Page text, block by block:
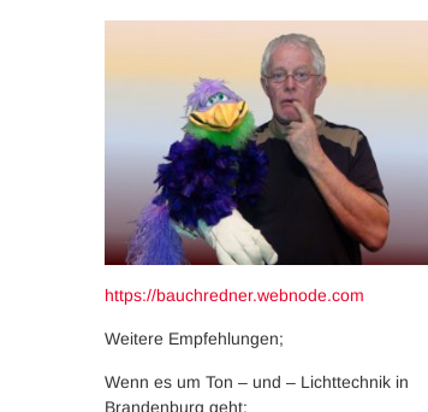
https://bauchredner.webnode.com
Weitere Empfehlungen;
Wenn es um Ton – und – Lichttechnik in
Brandenburg geht: